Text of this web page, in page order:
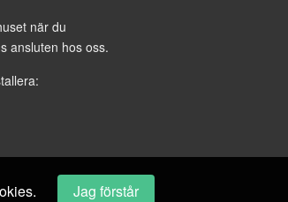
när du
ansluten hos oss.
Jag förstår